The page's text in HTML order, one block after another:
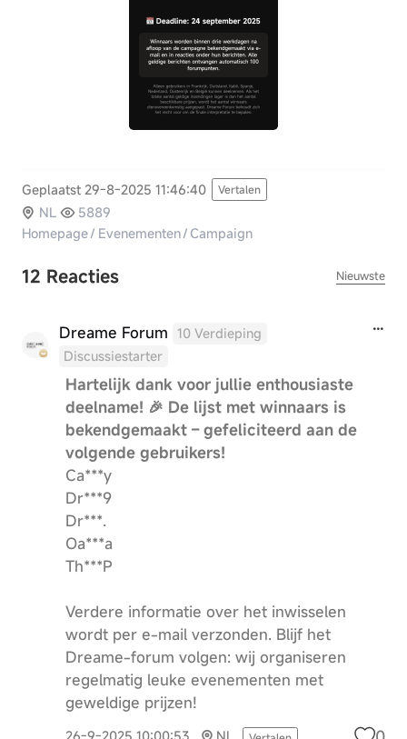
Geplaatst 29-8-2025 11:46:40 Vertalen
NL
5889
Homepage/ Evenementen/ Campaign
12 Reacties Nieuwste
Dreame Forum
10 Verdieping
Discussiestarter
Hartelijk dank voor jullie enthousiaste
deelname! 🎉 De lijst met winnaars is
bekendgemaakt – gefeliciteerd aan de
volgende gebruikers!
Ca***y
Dr***9
Dr***.
Oa***a
Th***P
Verdere informatie over het inwisselen
wordt per e-mail verzonden. Blijf het
Dreame-forum volgen: wij organiseren
regelmatig leuke evenementen met
geweldige prijzen!